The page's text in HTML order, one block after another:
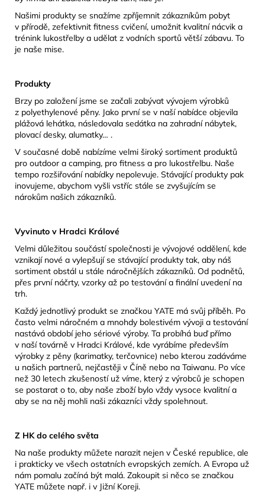
Našimi produkty se snažíme zpříjemnit zákazníkům pobyt
v přírodě, zefektivnit fitness cvičení, umožnit kvalitní nácvik a
trénink lukostřelby a udělat z vodních sportů větší zábavu. To
je naše mise.
Produkty
Brzy po založení jsme se začali zabývat vývojem výrobků
z polyethylenové pěny. Jako první se v naší nabídce objevila
plážová lehátka, následovala sedátka na zahradní nábytek,
plovací desky, alumatky… .
V současné době nabízíme velmi široký sortiment produktů
pro outdoor a camping, pro fitness a pro lukostřelbu. Naše
tempo rozšiřování nabídky nepolevuje. Stávající produkty pak
inovujeme, abychom vyšli vstříc stále se zvyšujícím se
nárokům našich zákazníků.
Vyvinuto v Hradci Králové
Velmi důležitou součástí společnosti je vývojové oddělení, kde
vznikají nové a vylepšují se stávající produkty tak, aby náš
sortiment obstál u stále náročnějších zákazníků. Od podnětů,
přes první náčrty, vzorky až po testování a finální uvedení na
trh.
Každý jednotlivý produkt se značkou YATE má svůj příběh. Po
často velmi náročném a mnohdy bolestivém vývoji a testování
nastává období jeho sériové výroby. Ta probíhá buď přímo
v naší továrně v Hradci Králové, kde vyrábíme především
výrobky z pěny (karimatky, terčovnice) nebo kterou zadáváme
u našich partnerů, nejčastěji v Číně nebo na Taiwanu. Po více
než 30 letech zkušeností už víme, který z výrobců je schopen
se postarat o to, aby naše zboží bylo vždy vysoce kvalitní a
aby se na něj mohli naši zákazníci vždy spolehnout.
Z HK do celého světa
Na naše produkty můžete narazit nejen v České republice, ale
i prakticky ve všech ostatních evropských zemích. A Evropa už
nám pomalu začíná být malá. Zakoupit si něco se značkou
YATE můžete např. i v Jižní Koreji.